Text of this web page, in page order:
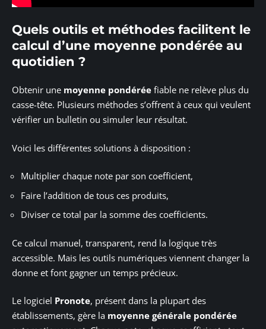
Quels outils et méthodes facilitent le
calcul d’une moyenne pondérée au
quotidien ?
Obtenir une moyenne pondérée fiable ne relève plus du
casse-tête. Plusieurs méthodes s’offrent à ceux qui veulent
vérifier un bulletin ou simuler leur résultat.
Voici les différentes solutions à disposition :
Multiplier chaque note par son coefficient,
Faire l’addition de tous ces produits,
Diviser ce total par la somme des coefficients.
Ce calcul manuel, transparent, rend la logique très
accessible. Mais les outils numériques viennent changer la
donne et font gagner un temps précieux.
Le logiciel Pronote, présent dans la plupart des
établissements, gère la moyenne générale pondérée